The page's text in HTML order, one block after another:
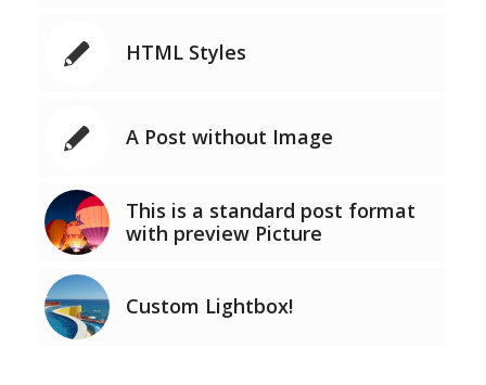
HTML Styles
A Post without Image
This is a standard post format
with preview Picture
Custom Lightbox!